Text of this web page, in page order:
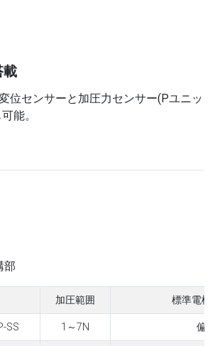
位センサーと加圧力センサー(Pユニッ
能。
部
加圧範囲 標準電極
SS 1～7N 偏